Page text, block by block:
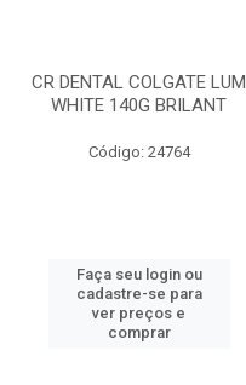
CR DENTAL COLGATE LUM
WHITE 140G BRILANT
Código: 24764
Faça seu login ou
cadastre-se para
ver preços e
comprar